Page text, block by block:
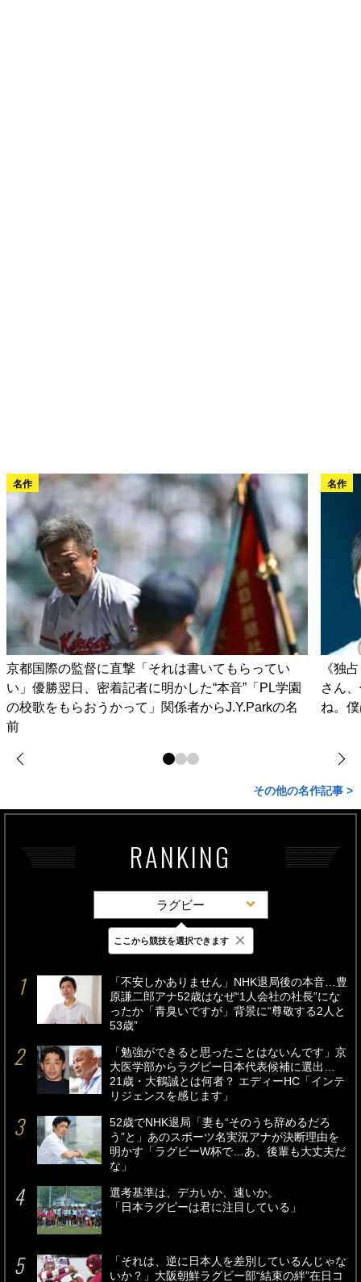
名作
京都国際の監督に直撃「それは書いてもらってい
い」優勝翌日、密着記者に明かした“本音”「PL学園
の校歌をもらおうかって」関係者からJ.Y.Parkの名
前
名作
《独
さん
ね。
その他の名作記事 >
RANKING
ラグビー
最新 24時間 週間
「不安しかありません」NHK退局後の本音…豊
原謙二郎アナ52歳はなぜ“1人会社の社長”にな
ったか「青臭いですが」背景に“尊敬する2人と
53歳”
「勉強ができると思ったことはないんです」京
大医学部からラグビー日本代表候補に選出…
21歳・大鶴誠とは何者？ エディーHC「インテ
リジェンスを感じます」
52歳でNHK退局「妻も“そのうち辞めるだろ
う”と」あのスポーツ名実況アナが決断理由を
明かす「ラグビーW杯で…あ、後輩も大丈夫だ
な」
選考基準は、デカいか、速いか。
「日本ラグビーは君に注目している」
「それは、逆に日本人を差別しているんじゃな
いか？」大阪朝鮮ラグビー部“結束の絆”在日コ
ここから競技を選択できます ×